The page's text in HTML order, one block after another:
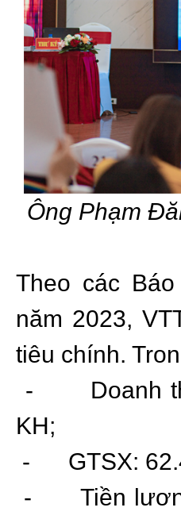
Ông Phạm
Theo các
năm 2023,
tiêu chính.
- Doanh
KH;
- GTSX:
- Tiền lương